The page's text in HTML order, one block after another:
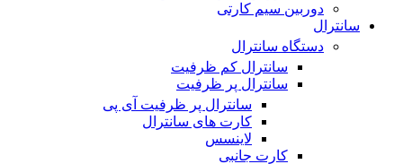
دوربین سیم کارتی
سانترال
دستگاه سانترال
سانترال کم ظرفیت
سانترال پر ظرفیت
سانترال پر ظرفیت آی پی
کارت های سانترال
لاینسس
کارت جانبی